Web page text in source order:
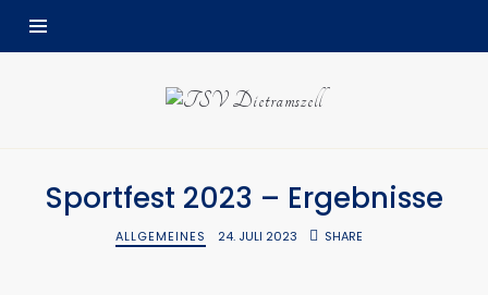
Sportfest 2023 – Ergebnisse
ALLGEMEINES 24. JULI 2023 SHARE